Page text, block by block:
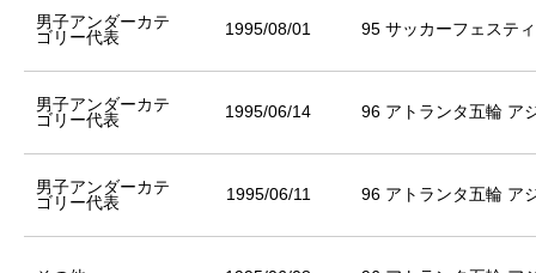
男子アンダーカテ
ゴリー代表
1995/08/01 95 サッカーフェステ
男子アンダーカテ
ゴリー代表
1995/06/14 96 アトランタ五輪 ア
男子アンダーカテ
ゴリー代表
1995/06/11 96 アトランタ五輪 ア